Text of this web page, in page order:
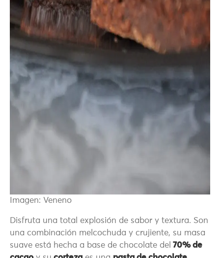
Imagen: Veneno
Disfruta una total explosión de sabor y textura. Son
una combinación melcochuda y crujiente, su masa
suave está hecha a base de chocolate del 70% de